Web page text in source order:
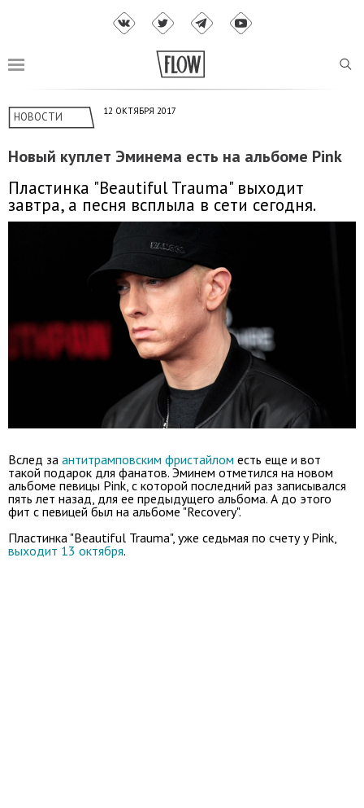
НОВОСТИ 12 ОКТЯБРЯ 2017
Новый куплет Эминема есть на альбоме Pink
Пластинка "Beautiful Trauma" выходит
завтра, а песня всплыла в сети сегодня.
Вслед за антитрамповским фристайлом есть еще и вот
такой подарок для фанатов. Эминем отметился на новом
альбоме певицы Pink, с которой последний раз записывался
пять лет назад, для ее предыдущего альбома. А до этого
фит с певицей был на альбоме "Recovery".
Пластинка "Beautiful Trauma", уже седьмая по счету y Pink,
выходит 13 октября.